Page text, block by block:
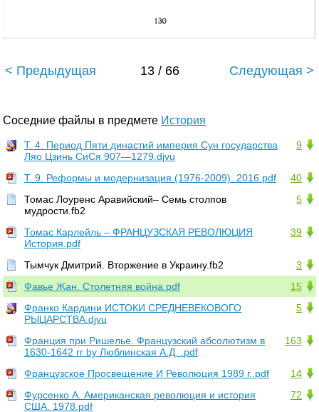
< Предыдущая 13 / 66 Следующая >
Соседние файлы в предмете История
9
Т. 4. Период Пяти династий империя Сун государства
Ляо Цзинь СиСя 907—1279.djvu
40
Т. 9. Реформы и модернизация (1976-2009). 2016.pdf
5
Томас Лоуренс Аравийский– Семь столпов
мудрости.fb2
39
Томас Карлейль – ФРАНЦУЗСКАЯ РЕВОЛЮЦИЯ
История.pdf
3
Тымчук Дмитрий. Вторжение в Украину.fb2
15
Фавье Жан. Столетняя война.pdf
5
Франко Кардини ИСТОКИ СРЕДНЕВЕКОВОГО
РЫЦАРСТВА.djvu
163
Франция при Ришелье. Французский абсолютизм в
1630-1642 гг by Люблинская А.Д. .pdf
14
Французское Просвещение И Революция 1989 г..pdf
72
Фурсенко А. Американская революция и история
США. 1978.pdf